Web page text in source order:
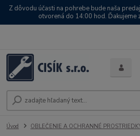
Z dôvodu účasti na pohrebe bude naša
otvorená do 14:00 hod. Ďakujeme
Úvod OBLEČENIE A OCHRANNÉ